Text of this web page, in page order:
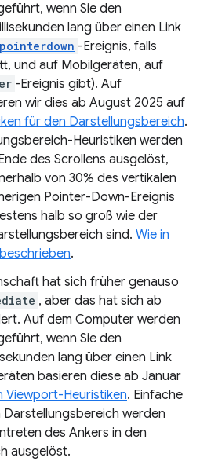
wenn Sie den
lang über einen Link
pointerdown -Ereignis, falls
und auf Mobilgeräten, auf
-Ereignis gibt). Auf
wir dies ab August 2025 auf
für den Darstellungsbereich.
Heuristiken werden
des Scrollens ausgelöst,
von 30% des vertikalen
Pointer-Down-Ereignis
halb so groß wie der
sind. Wie in
.
hat sich früher genauso
, aber das hat sich ab
Auf dem Computer werden
wenn Sie den
lang über einen Link
basieren diese ab Januar
Viewport-Heuristiken. Einfache
werden
des Ankers in den
ausgelöst.